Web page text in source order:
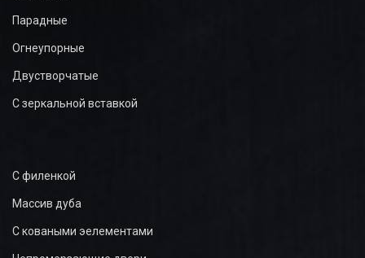
Парадные
Огнеупорные
Двустворчатые
С зеркальной вставкой
С филенкой
Массив дуба
С коваными эелементами